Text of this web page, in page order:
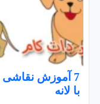
7 آموزش
با لانه